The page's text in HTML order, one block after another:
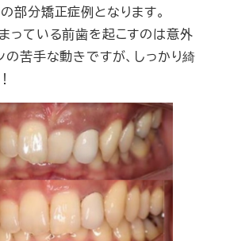
部分矯正症例となります。
っている前歯を起こすのは意外
の苦手な動きですが、しっかり綺